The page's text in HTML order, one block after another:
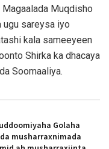
Muqdisho
ugu sareysa iyo
kala sameeyeen
Shirka ka dhacaya
Soomaaliya.
Golaha
musharraxnimada